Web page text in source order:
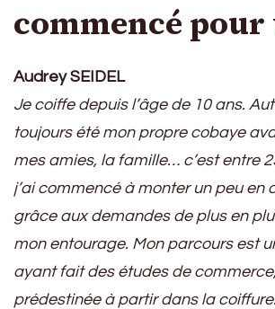
commencé pour
Audrey SEIDEL
Je coiffe depuis l’âge de 10 ans.
toujours été mon propre cobaye
mes amies, la famille… c’est entre
j’ai commencé à monter un peu en
grâce aux demandes de plus en
mon entourage. Mon parcours est
ayant fait des études de
prédestinée à partir dans la